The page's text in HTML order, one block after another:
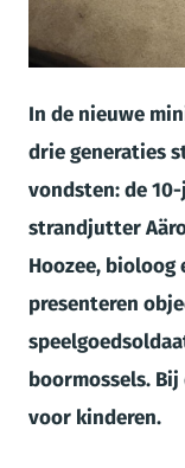
In de nieuwe
drie generaties
vondsten: de
strandjutter
Hoozee,
presenteren
boormossels.
voor kinderen.